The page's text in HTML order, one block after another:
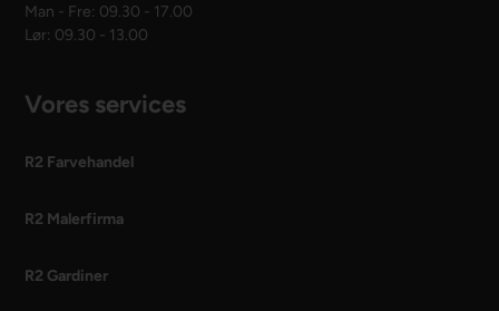
Man - Fre: 09.30 - 17.00
Lør: 09.30 - 13.00
Vores services
R2 Farvehandel
R2 Malerfirma
R2 Gardiner